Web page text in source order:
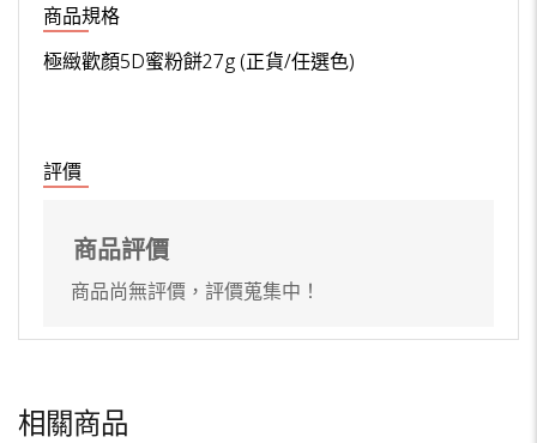
商品規格
極緻歡顏5D蜜粉餅27g (正貨/任選色)
評價
商品評價
商品尚無評價，評價蒐集中！
相關商品